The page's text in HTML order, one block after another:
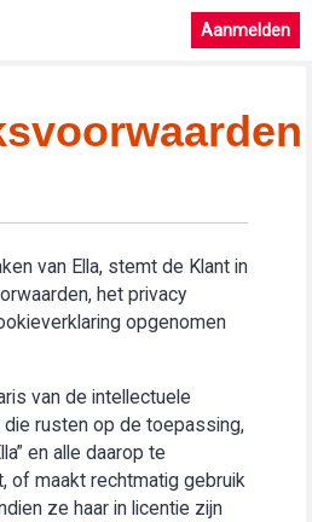
Aanmelden
van Ella, stemt de Klant in
het privacy
opgenomen
van de intellectuele
rusten op de toepassing,
en alle daarop te
of maakt rechtmatig gebruik
ze haar in licentie zijn